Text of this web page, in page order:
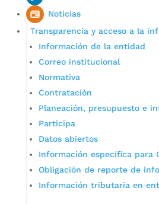
Noticias
Transparencia y acceso a la
Información de la entidad
Correo institucional
Normativa
Contratación
Planeación, presupuesto e
Participa
Datos abiertos
Información específica para
Obligación de reporte de
Información tributaria en